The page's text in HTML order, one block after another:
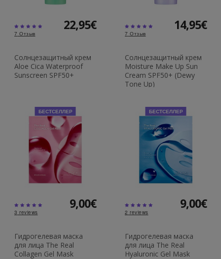
7 Отзыв
22,95€
Солнцезащитный крем
Aloe Cica Waterproof
Sunscreen SPF50+
7 Отзыв
14,95€
Солнцезащитный крем
Moisture Make Up Sun
Cream SPF50+ (Dewy
Tone Up)
БЕСТСЕЛЛЕР
3 reviews
9,00€
Гидрогелевая маска
для лица The Real
Collagen Gel Mask
БЕСТСЕЛЛЕР
2 reviews
9,00€
Гидрогелевая маска
для лица The Real
Hyaluronic Gel Mask